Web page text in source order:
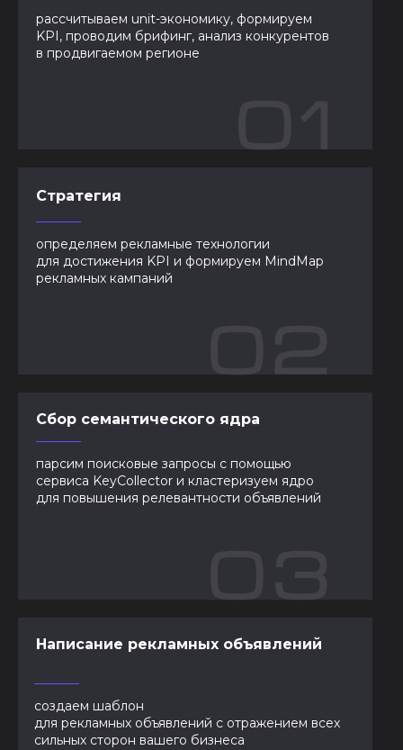
Стратегия
определяем рекламные технологии
для достижения KPI и формируем MindMap
рекламных кампаний
Сбор семантического ядра
парсим поисковые запросы с помощью
сервиса KeyCollector и кластеризуем ядро
для повышения релевантности объявлений
Написание рекламных объявлений
создаем шаблон
для рекламных объявлений с отражением всех
сильных сторон вашего бизнеса
рассчитываем unit-экономику, формируем
KPI, проводим брифинг, анализ конкурентов
в продвигаемом регионе